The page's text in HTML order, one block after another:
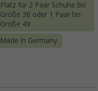
Platz für 2 Paar Schuhe bis
Größe 38 oder 1 Paar bis
Größe 49
Made in Germany